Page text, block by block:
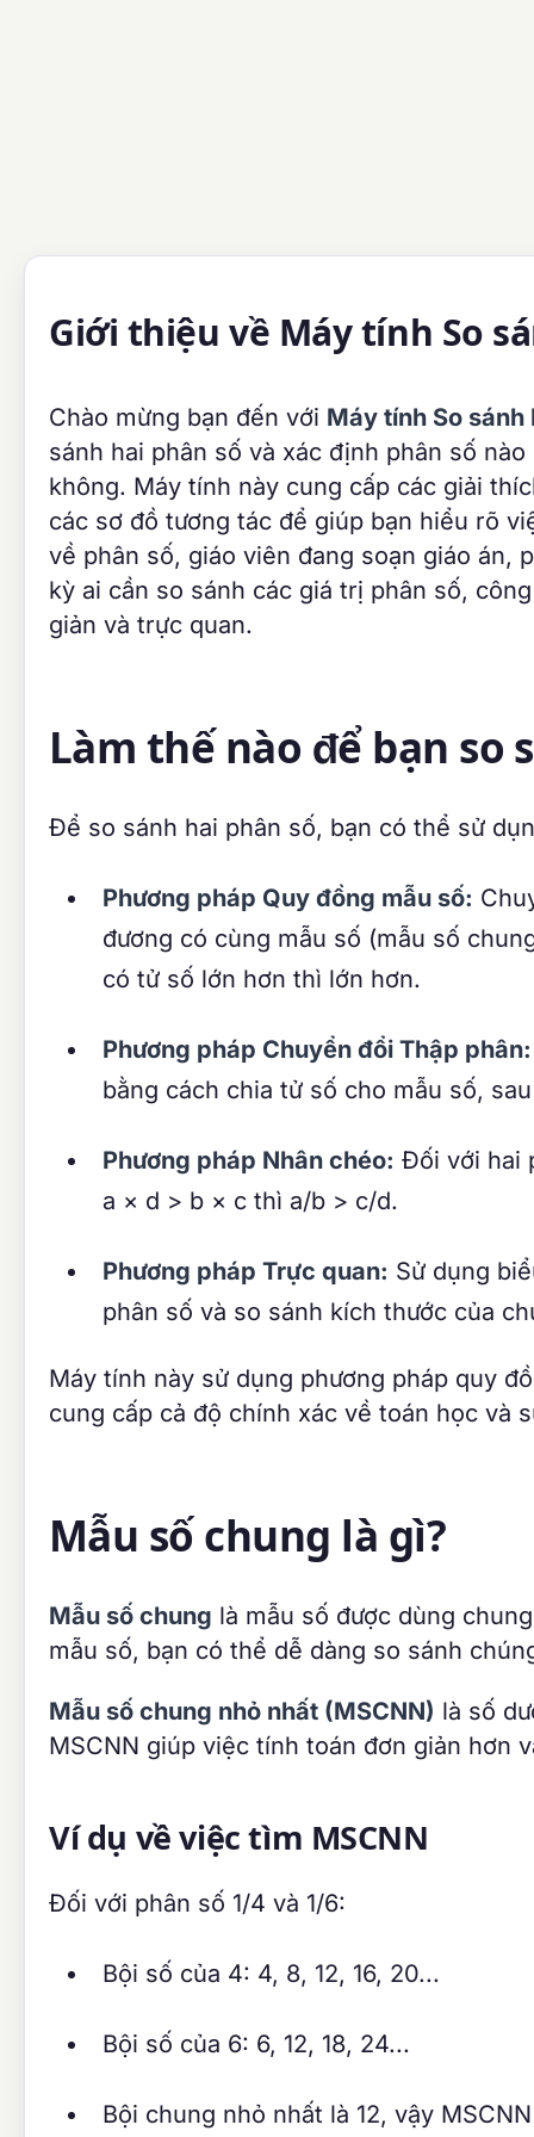
Giới thiệu về Máy tính So
Chào mừng bạn đến với Máy tính So sánh
sánh hai phân số và xác định phân số
không. Máy tính này cung cấp các giải
các sơ đồ tương tác để giúp bạn hiểu rõ
về phân số, giáo viên đang soạn giáo án,
kỳ ai cần so sánh các giá trị phân số,
giản và trực quan.
Làm thế nào để bạn so
Để so sánh hai phân số, bạn có thể sử
Phương pháp Quy đồng mẫu số:
đương có cùng mẫu số (mẫu số
có tử số lớn hơn thì lớn hơn.
Phương pháp Chuyển đổi Thập phân:
bằng cách chia tử số cho mẫu số,
Phương pháp Nhân chéo: Đối với hai
a × d > b × c thì a/b > c/d.
Phương pháp Trực quan: Sử dụng
phân số và so sánh kích thước của
Máy tính này sử dụng phương pháp quy
cung cấp cả độ chính xác về toán học và
Mẫu số chung là gì?
Mẫu số chung là mẫu số được dùng
mẫu số, bạn có thể dễ dàng so sánh
Mẫu số chung nhỏ nhất (MSCNN) là số
MSCNN giúp việc tính toán đơn giản hơn
Ví dụ về việc tìm MSCNN
Đối với phân số 1/4 và 1/6:
Bội số của 4: 4, 8, 12, 16, 20...
Bội số của 6: 6, 12, 18, 24...
Bội chung nhỏ nhất là 12, vậy